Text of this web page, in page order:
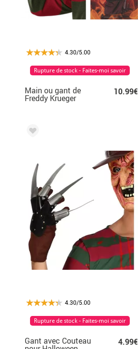
4.30/5.00
Main ou gant de
Freddy Krueger
Classique de la rue
10.99€
Rupture de stock - Faites-moi savoir
4.30/5.00
Gant avec Couteau 4.99€
Rupture de stock - Faites-moi savoir